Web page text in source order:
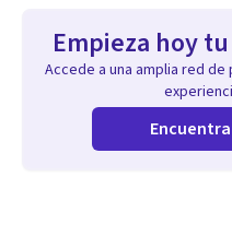
Empieza hoy
Accede a una amplia red